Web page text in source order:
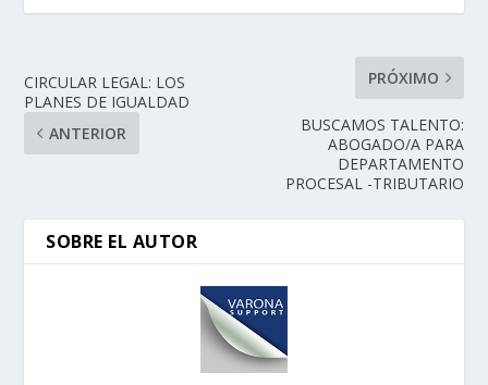
CIRCULAR LEGAL: LOS
PLANES DE IGUALDAD
ANTERIOR
PRÓXIMO
BUSCAMOS TALENTO:
ABOGADO/A PARA
DEPARTAMENTO
PROCESAL -TRIBUTARIO
SOBRE EL AUTOR